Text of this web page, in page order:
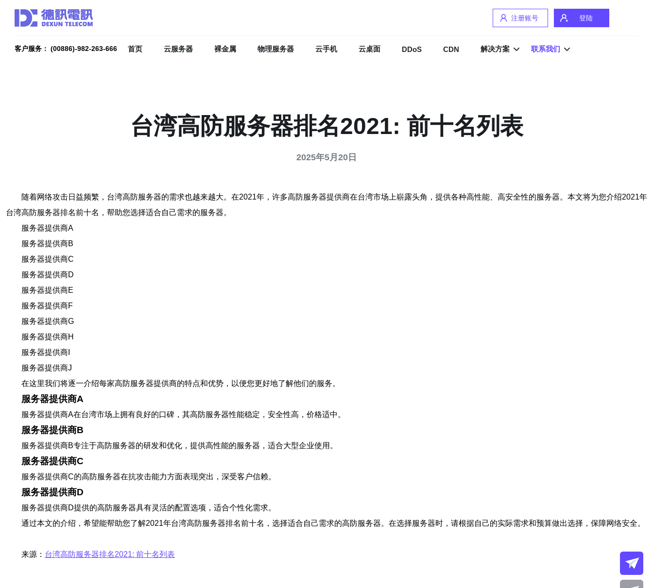
注册账号 登陆
客户服务： (00886)-982-263-666 首页 云服务器 裸金属 物理服务器 云手机 云桌面 DDoS CDN 解决方案 联系我们
台湾高防服务器排名2021: 前十名列表
2025年5月20日
随着网络攻击日益频繁，台湾高防服务器的需求也越来越大。在2021年，许多高防服务器提供商在台湾市场上崭露头角，提供各种高性能、高安全性的服务器。本文将为您介绍2021年
台湾高防服务器排名前十名，帮助您选择适合自己需求的服务器。
服务器提供商A
服务器提供商B
服务器提供商C
服务器提供商D
服务器提供商E
服务器提供商F
服务器提供商G
服务器提供商H
服务器提供商I
服务器提供商J
在这里我们将逐一介绍每家高防服务器提供商的特点和优势，以便您更好地了解他们的服务。
服务器提供商A
服务器提供商A在台湾市场上拥有良好的口碑，其高防服务器性能稳定，安全性高，价格适中。
服务器提供商B
服务器提供商B专注于高防服务器的研发和优化，提供高性能的服务器，适合大型企业使用。
服务器提供商C
服务器提供商C的高防服务器在抗攻击能力方面表现突出，深受客户信赖。
服务器提供商D
服务器提供商D提供的高防服务器具有灵活的配置选项，适合个性化需求。
通过本文的介绍，希望能帮助您了解2021年台湾高防服务器排名前十名，选择适合自己需求的高防服务器。在选择服务器时，请根据自己的实际需求和预算做出选择，保障网络安全。
来源： 台湾高防服务器排名2021: 前十名列表